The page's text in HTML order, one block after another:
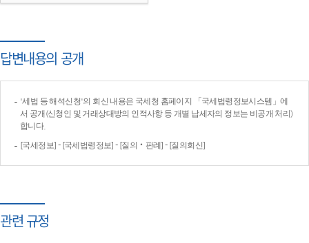
답변내용의 공개
'세법 등 해석신청'의 회신 내용은 국세청 홈페이지 「국세법령정보시스템」에
서 공개(신청인 및 거래상대방의 인적사항 등 개별 납세자의 정보는 비공개 처리)
합니다.
[국세정보] - [국세법령정보] - [질의‧판례] - [질의회신]
관련 규정